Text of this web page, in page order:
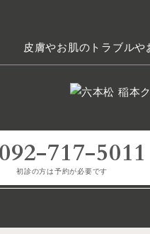
皮膚やお肌のトラブルや
092-717-5011
初診の方は予約が必要です